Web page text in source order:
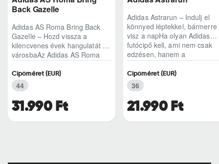
Back Gazelle
Adidas AS Roma Bring Back
Gazelle – Hozd vissza a
kilencvenes évek hangulatát a
városbaAz Adidas AS Roma
egyszerű sneaker, hane..
31.990 Ft
Cipőméret (EUR)
44
Adidas Astrarun – Indulj el
könnyed léptekkel, bármerre
visz a napHa olyan Adidas
futócipő kell, ami nem csak
edzésen, hanem a
hétköznapokban is kénye..
21.990 Ft
Cipőméret (EUR)
36